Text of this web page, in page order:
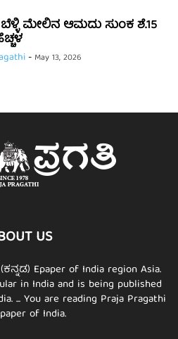
ಬೆಳ್ಳಿ ಮೇಲಿನ ಆಮದು ಸುಂಕ ಶೆ.15
- May 13, 2026
US
Epaper of India region Asia.
in India and is being published
... You are reading Praja Pragathi
of India.